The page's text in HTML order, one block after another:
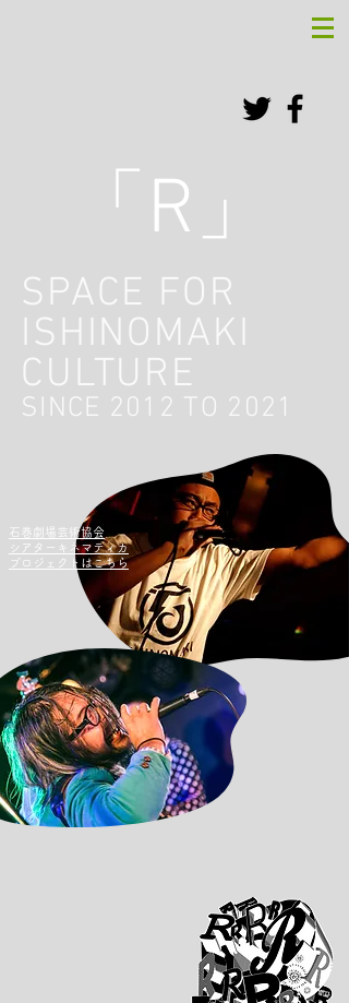
「R 」
SPACE FOR
ISHINOMAKI
CULTURE
SINCE 2012 TO 2021
​石巻劇場芸術協会
シアターキネマティカ
プロジェクトはこちら